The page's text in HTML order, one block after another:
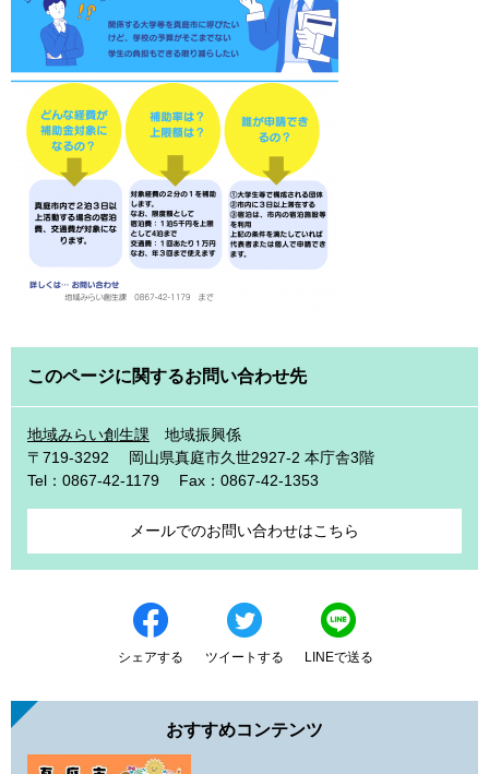
このページに関するお問い合わせ先
地域みらい創生課
地域振興係
〒719-3292
岡山県真庭市久世2927-2 本庁舎3階
Tel：0867-42-1179
Fax：0867-42-1353
メールでのお問い合わせはこちら
シェアする ツイートする LINEで送る
おすすめコンテンツ